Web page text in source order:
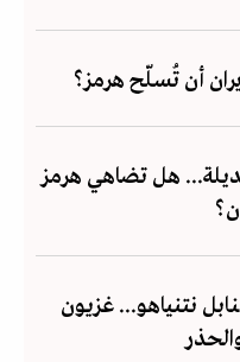
أن تُسلّح هرمز؟
هل تضاهي هرمز
نتنياهو... غزيون